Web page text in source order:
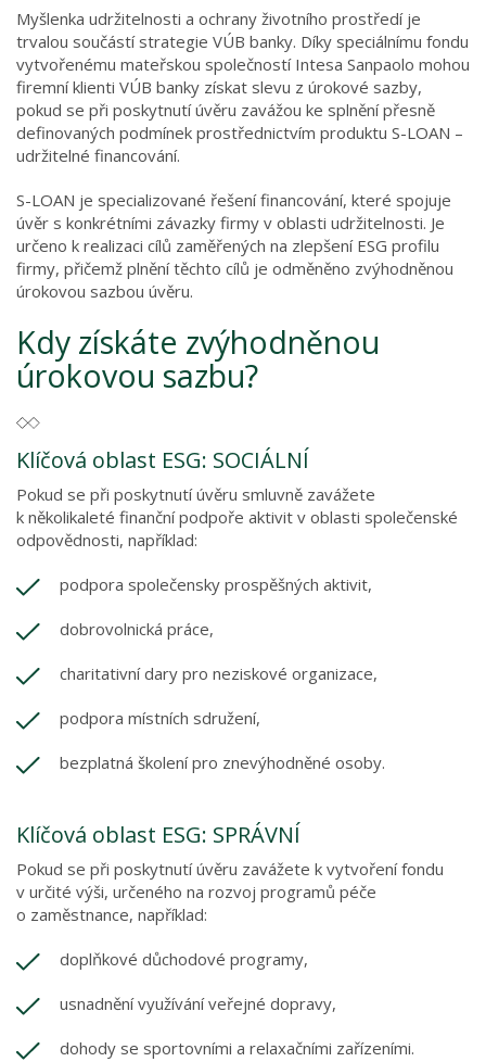
Myšlenka udržitelnosti a ochrany životního prostředí je
trvalou součástí strategie VÚB banky. Díky speciálnímu fondu
vytvořenému mateřskou společností Intesa Sanpaolo mohou
firemní klienti VÚB banky získat slevu z úrokové sazby,
pokud se při poskytnutí úvěru zavážou ke splnění přesně
definovaných podmínek prostřednictvím produktu S-LOAN –
udržitelné financování.
S-LOAN je specializované řešení financování, které spojuje
úvěr s konkrétními závazky firmy v oblasti udržitelnosti. Je
určeno k realizaci cílů zaměřených na zlepšení ESG profilu
firmy, přičemž plnění těchto cílů je odměněno zvýhodněnou
úrokovou sazbou úvěru.
Kdy získáte zvýhodněnou
úrokovou sazbu?
Klíčová oblast ESG: SOCIÁLNÍ
Pokud se při poskytnutí úvěru smluvně zavážete
k několikaleté finanční podpoře aktivit v oblasti společenské
odpovědnosti, například:
podpora společensky prospěšných aktivit,
dobrovolnická práce,
charitativní dary pro neziskové organizace,
podpora místních sdružení,
bezplatná školení pro znevýhodněné osoby.
Klíčová oblast ESG: SPRÁVNÍ
Pokud se při poskytnutí úvěru zavážete k vytvoření fondu
v určité výši, určeného na rozvoj programů péče
o zaměstnance, například:
doplňkové důchodové programy,
usnadnění využívání veřejné dopravy,
dohody se sportovními a relaxačními zařízeními.